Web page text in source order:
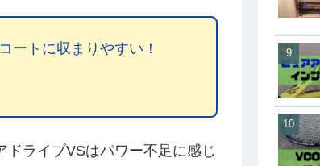
ートに収まりやすい！
ドライブVSはパワー不足に感じ